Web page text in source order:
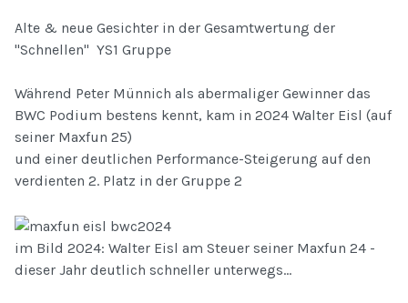
Alte & neue Gesichter in der Gesamtwertung der
"Schnellen" YS1 Gruppe
Während Peter Münnich als abermaliger Gewinner das
BWC Podium bestens kennt, kam in 2024 Walter Eisl (auf
seiner Maxfun 25)
und einer deutlichen Performance-Steigerung auf den
verdienten 2. Platz in der Gruppe 2
im Bild 2024: Walter Eisl am Steuer seiner Maxfun 24 -
dieser Jahr deutlich schneller unterwegs...